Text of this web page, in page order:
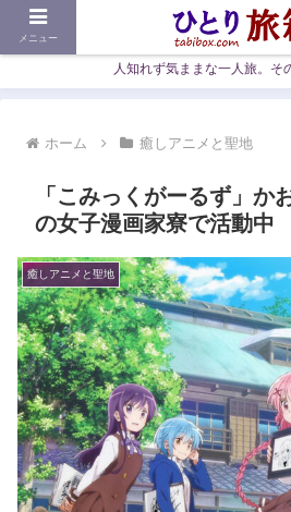
人知れず気ままな一人旅。そ
ホーム 癒しアニメと聖地
「こみっくがーるず」か
の女子漫画家寮で活動中
癒しアニメと聖地
メニュー